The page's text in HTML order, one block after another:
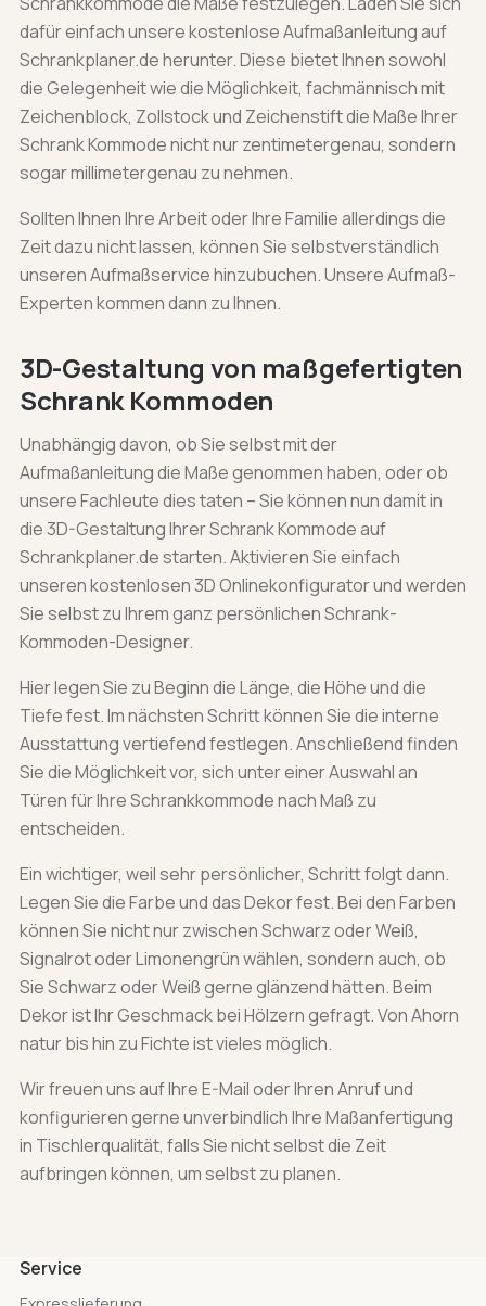
dafür einfach unsere kostenlose Aufmaßanleitung auf
Schrankplaner.de herunter. Diese bietet Ihnen sowohl
die Gelegenheit wie die Möglichkeit, fachmännisch mit
Zeichenblock, Zollstock und Zeichenstift die Maße Ihrer
Schrank Kommode nicht nur zentimetergenau, sondern
sogar millimetergenau zu nehmen.
Sollten Ihnen Ihre Arbeit oder Ihre Familie allerdings die
Zeit dazu nicht lassen, können Sie selbstverständlich
unseren Aufmaßservice hinzubuchen. Unsere Aufmaß-
Experten kommen dann zu Ihnen.
3D-Gestaltung von maßgefertigten
Schrank Kommoden
Unabhängig davon, ob Sie selbst mit der
Aufmaßanleitung die Maße genommen haben, oder ob
unsere Fachleute dies taten – Sie können nun damit in
die 3D-Gestaltung Ihrer Schrank Kommode auf
Schrankplaner.de starten. Aktivieren Sie einfach
unseren kostenlosen 3D Onlinekonfigurator und werden
Sie selbst zu Ihrem ganz persönlichen Schrank-
Kommoden-Designer.
Hier legen Sie zu Beginn die Länge, die Höhe und die
Tiefe fest. Im nächsten Schritt können Sie die interne
Ausstattung vertiefend festlegen. Anschließend finden
Sie die Möglichkeit vor, sich unter einer Auswahl an
Türen für Ihre Schrankkommode nach Maß zu
entscheiden.
Ein wichtiger, weil sehr persönlicher, Schritt folgt dann.
Legen Sie die Farbe und das Dekor fest. Bei den Farben
können Sie nicht nur zwischen Schwarz oder Weiß,
Signalrot oder Limonengrün wählen, sondern auch, ob
Sie Schwarz oder Weiß gerne glänzend hätten. Beim
Dekor ist Ihr Geschmack bei Hölzern gefragt. Von Ahorn
natur bis hin zu Fichte ist vieles möglich.
Wir freuen uns auf Ihre E-Mail oder Ihren Anruf und
konfigurieren gerne unverbindlich Ihre Maßanfertigung
in Tischlerqualität, falls Sie nicht selbst die Zeit
aufbringen können, um selbst zu planen.
Service